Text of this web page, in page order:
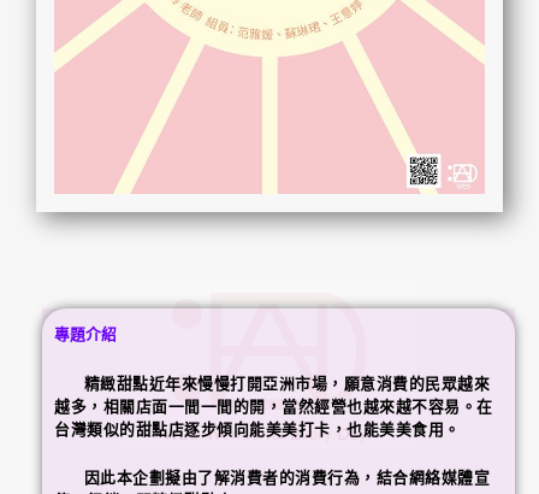
專題介紹
精緻甜點近年來慢慢打開亞洲市場，願意消費的民眾越來
越多，相關店面一間一間的開，當然經營也越來越不容易。在
台灣類似的甜點店逐步傾向能美美打卡，也能美美食用。
因此本企劃擬由了解消費者的消費行為，結合網絡媒體宣